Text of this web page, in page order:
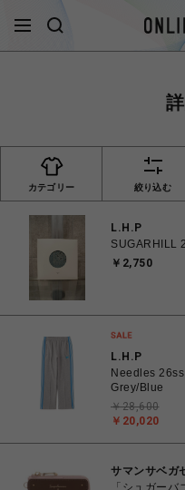
カテゴリー 絞り込む
L.H.P
SUGARHILL
￥2,750
L.H.P
Needles
Grey/Blue
￥20,020
￥28,600
サマンサベガ
「シュガー